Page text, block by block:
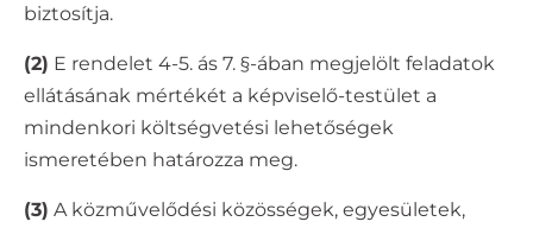
biztosítja.
(2) E rendelet 4-5. ás 7. §-ában megjelölt feladatok
ellátásának mértékét a képviselő-testület a
mindenkori költségvetési lehetőségek
ismeretében határozza meg.
(3) A közművelődési közösségek, egyesületek,